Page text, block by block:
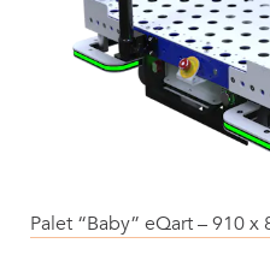
Palet “Baby” eQart – 910